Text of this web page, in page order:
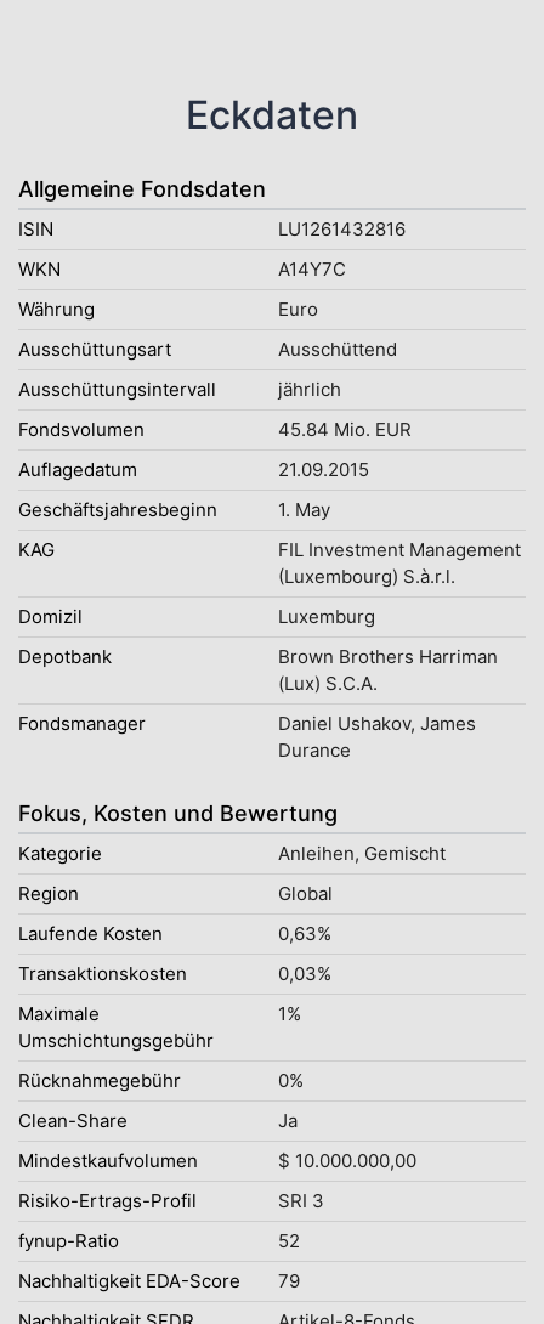
Eckdaten
Allgemeine Fondsdaten
ISIN
LU1261432816
WKN
A14Y7C
Währung
Euro
Ausschüttungsart
Ausschüttend
Ausschüttungsintervall
jährlich
Fondsvolumen
45.84 Mio. EUR
Auflagedatum
21.09.2015
Geschäftsjahresbeginn
1. May
KAG
FIL Investment Management
(Luxembourg) S.à.r.l.
Domizil
Luxemburg
Depotbank
Brown Brothers Harriman
(Lux) S.C.A.
Fondsmanager
Daniel Ushakov, James
Durance
Fokus, Kosten und Bewertung
Kategorie
Anleihen, Gemischt
Region
Global
Laufende Kosten
0,63%
Transaktionskosten
0,03%
Maximale
Umschichtungsgebühr
1%
Rücknahmegebühr
0%
Clean-Share
Ja
Mindestkaufvolumen
$ 10.000.000,00
Risiko-Ertrags-Profil
SRI 3
fynup-Ratio
52
Nachhaltigkeit EDA-Score
79